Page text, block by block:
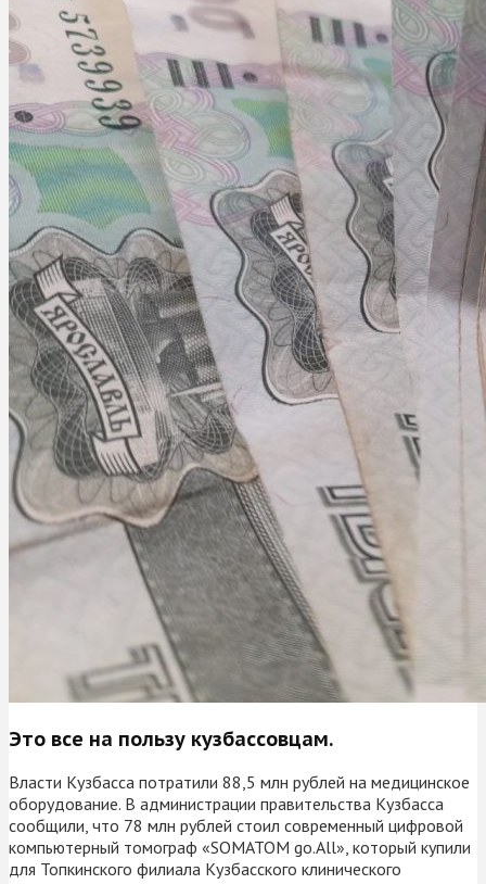
Это все на пользу кузбассовцам.
Власти Кузбасса потратили 88,5 млн рублей на медицинское
оборудование. В администрации правительства Кузбасса
сообщили, что 78 млн рублей стоил современный цифровой
компьютерный томограф «SOMATOM go.All», который купили
для Топкинского филиала Кузбасского клинического